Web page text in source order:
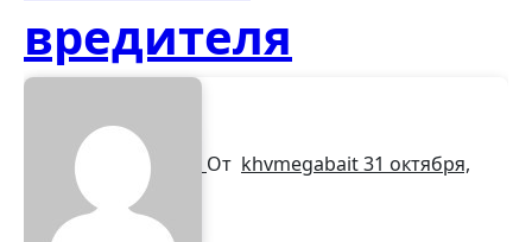
вредителя
От khvmegabait31 октября,